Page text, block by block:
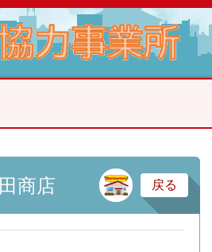
商店 卸
戻る